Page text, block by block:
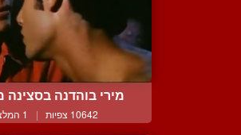
מירי בוהדנה בסצינה
10642 צפיות | 1 המלצות